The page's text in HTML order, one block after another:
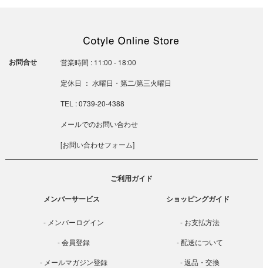
お問合せ 営業時間 : 11:00 - 18:00
定休日 ： 水曜日・第二/第三火曜日
TEL : 0739-20-4388
メールでのお問い合わせ
[お問い合わせフォーム]
ご利用ガイド
メンバーサービス
メンバーログイン
会員登録
メールマガジン登録
ショッピングガイド
お支払方法
配送について
返品・交換